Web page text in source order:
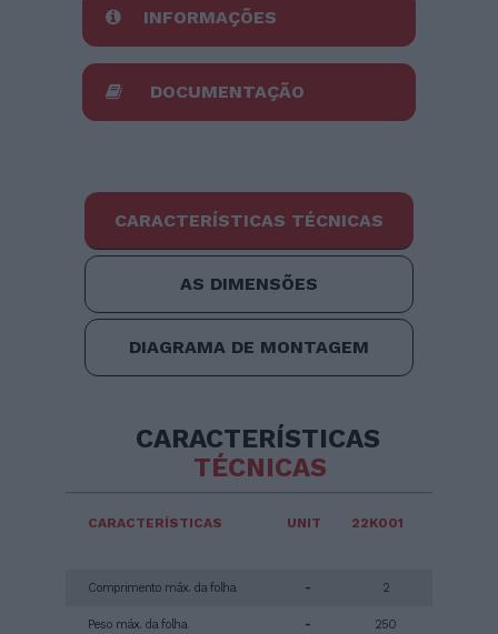
INFORMAÇÕES
DOCUMENTAÇÃO
CARACTERÍSTICAS TÉCNICAS
AS DIMENSÕES
DIAGRAMA DE MONTAGEM
CARACTERÍSTICAS
TÉCNICAS
CARACTERÍSTICAS
Comprimento máx. da folha
Peso máx. da folha
UNIT
-
-
22K001
2
250